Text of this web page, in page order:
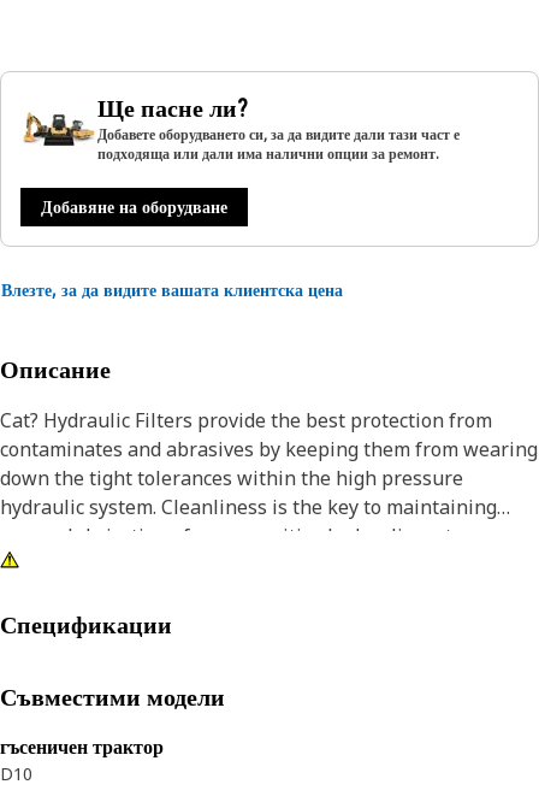
Ще пасне ли?
Добавете оборудването си, за да видите дали тази част е
подходяща или дали има налични опции за ремонт.
Добавяне на оборудване
Влезте, за да видите вашата клиентска цена
Описание
Cat? Hydraulic Filters provide the best protection from
contaminates and abrasives by keeping them from wearing
down the tight tolerances within the high pressure
hydraulic system. Cleanliness is the key to maintaining
proper lubrication of your sensitive hydraulic system.
Спецификации
Съвместими модели
гъсеничен трактор
D10